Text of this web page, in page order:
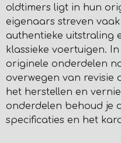
oldtimers ligt in hun
eigenaars streven
authentieke uitstraling
klassieke voertuigen.
originele onderdelen
overwegen van revisie
het herstellen en
onderdelen behoud je
specificaties en het